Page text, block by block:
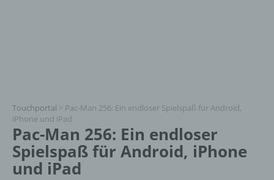
Touchportal > Pac-Man 256: Ein endloser Spielspaß für Android,
iPhone und iPad
Pac-Man 256: Ein endloser
Spielspaß für Android, iPhone
und iPad